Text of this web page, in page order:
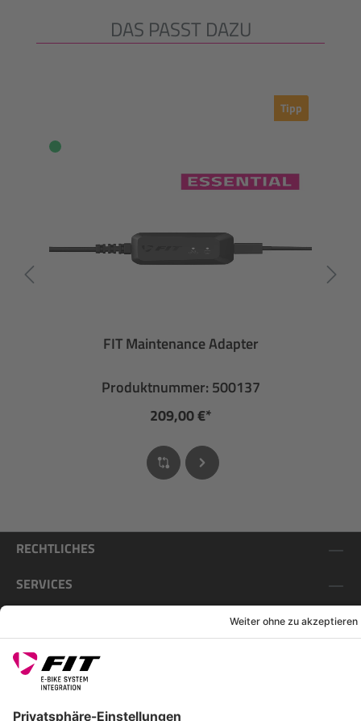
Produktgalerie überspringen
DAS PASST DAZU
Tipp
FIT Maintenance Adapter
Produktnummer: 500137
209,00 €*
RECHTLICHES
SERVICES